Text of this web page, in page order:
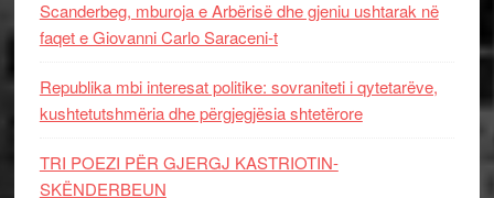
Scanderbeg, mburoja e Arbërisë dhe gjeniu ushtarak në
faqet e Giovanni Carlo Saraceni-t
Republika mbi interesat politike: sovraniteti i qytetarëve,
kushtetutshmëria dhe përgjegjësia shtetërore
TRI POEZI PËR GJERGJ KASTRIOTIN-
SKËNDERBEUN